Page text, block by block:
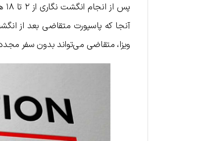
آنجا که پاسپورت متقاضی بعد از
ویزا، متقاضی می‌تواند بدون سفر